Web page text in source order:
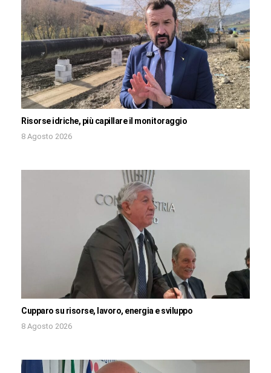
Risorse idriche, più capillare il monitoraggio
8 Agosto 2026
Cupparo su risorse, lavoro, energia e sviluppo
8 Agosto 2026